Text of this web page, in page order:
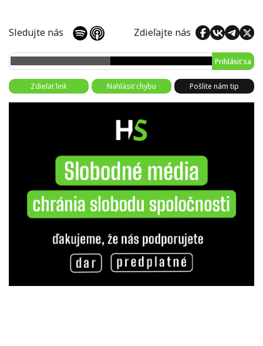
Sledujte nás Zdieľajte nás
Prihlásiť sa
Zdieľať link Nahlásiť chybu Pošlite nám tip